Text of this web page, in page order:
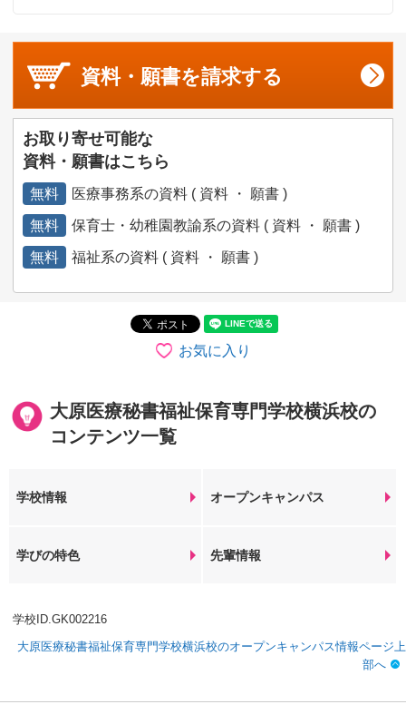
資料・願書を請求する
お取り寄せ可能な
資料・願書はこちら
無料 医療事務系の資料 ( 資料 ・ 願書 )
無料 保育士・幼稚園教諭系の資料 ( 資料 ・ 願書 )
無料 福祉系の資料 ( 資料 ・ 願書 )
お気に入り
大原医療秘書福祉保育専門学校横浜校の
コンテンツ一覧
学校情報 オープンキャンパス
学びの特色 先輩情報
学校ID.GK002216
大原医療秘書福祉保育専門学校横浜校のオープンキャンパス情報ページ上
部へ